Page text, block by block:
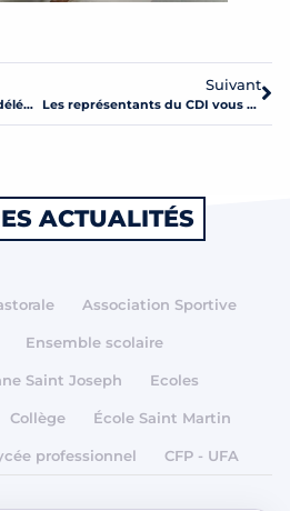
2e rencontre entre les éco-délégués de Mayenne
Suivant
Les représentants du CDI vous souhaitent une BONNE ANNÉE !
ACTUALITÉS
Association Sportive
Ensemble scolaire
Saint Joseph Ecoles
Collège École Saint Martin
professionnel CFP - UFA